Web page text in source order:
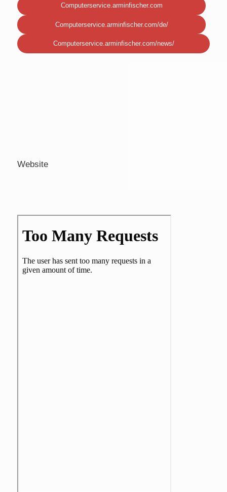
Computerservice.arminfischer.com
Computerservice.arminfischer.com/de/
Computerservice.arminfischer.com/news/
Website